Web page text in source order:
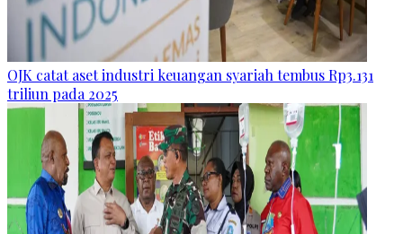
OJK catat aset industri keuangan syariah tembus Rp3.131
triliun pada 2025